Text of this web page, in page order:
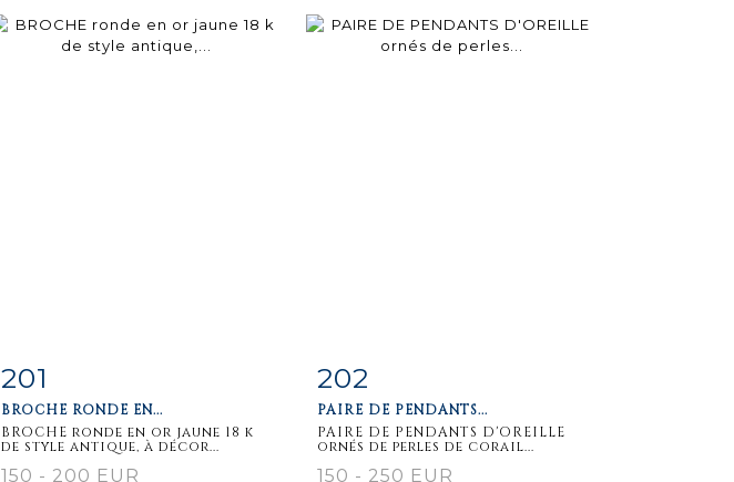
201
BROCHE RONDE EN...
BROCHE ronde en or jaune 18 k
de style antique, à décor...
150 - 200 EUR
Fiche
202
PAIRE DE PENDANTS...
PAIRE DE PENDANTS D'OREILLE
ornés de perles de corail...
150 - 250 EUR